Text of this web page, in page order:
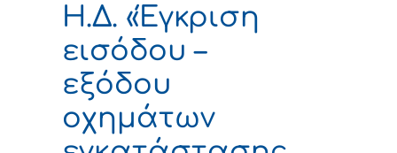
Η.Δ. «Έγκριση
εισόδου –
εξόδου
οχημάτων